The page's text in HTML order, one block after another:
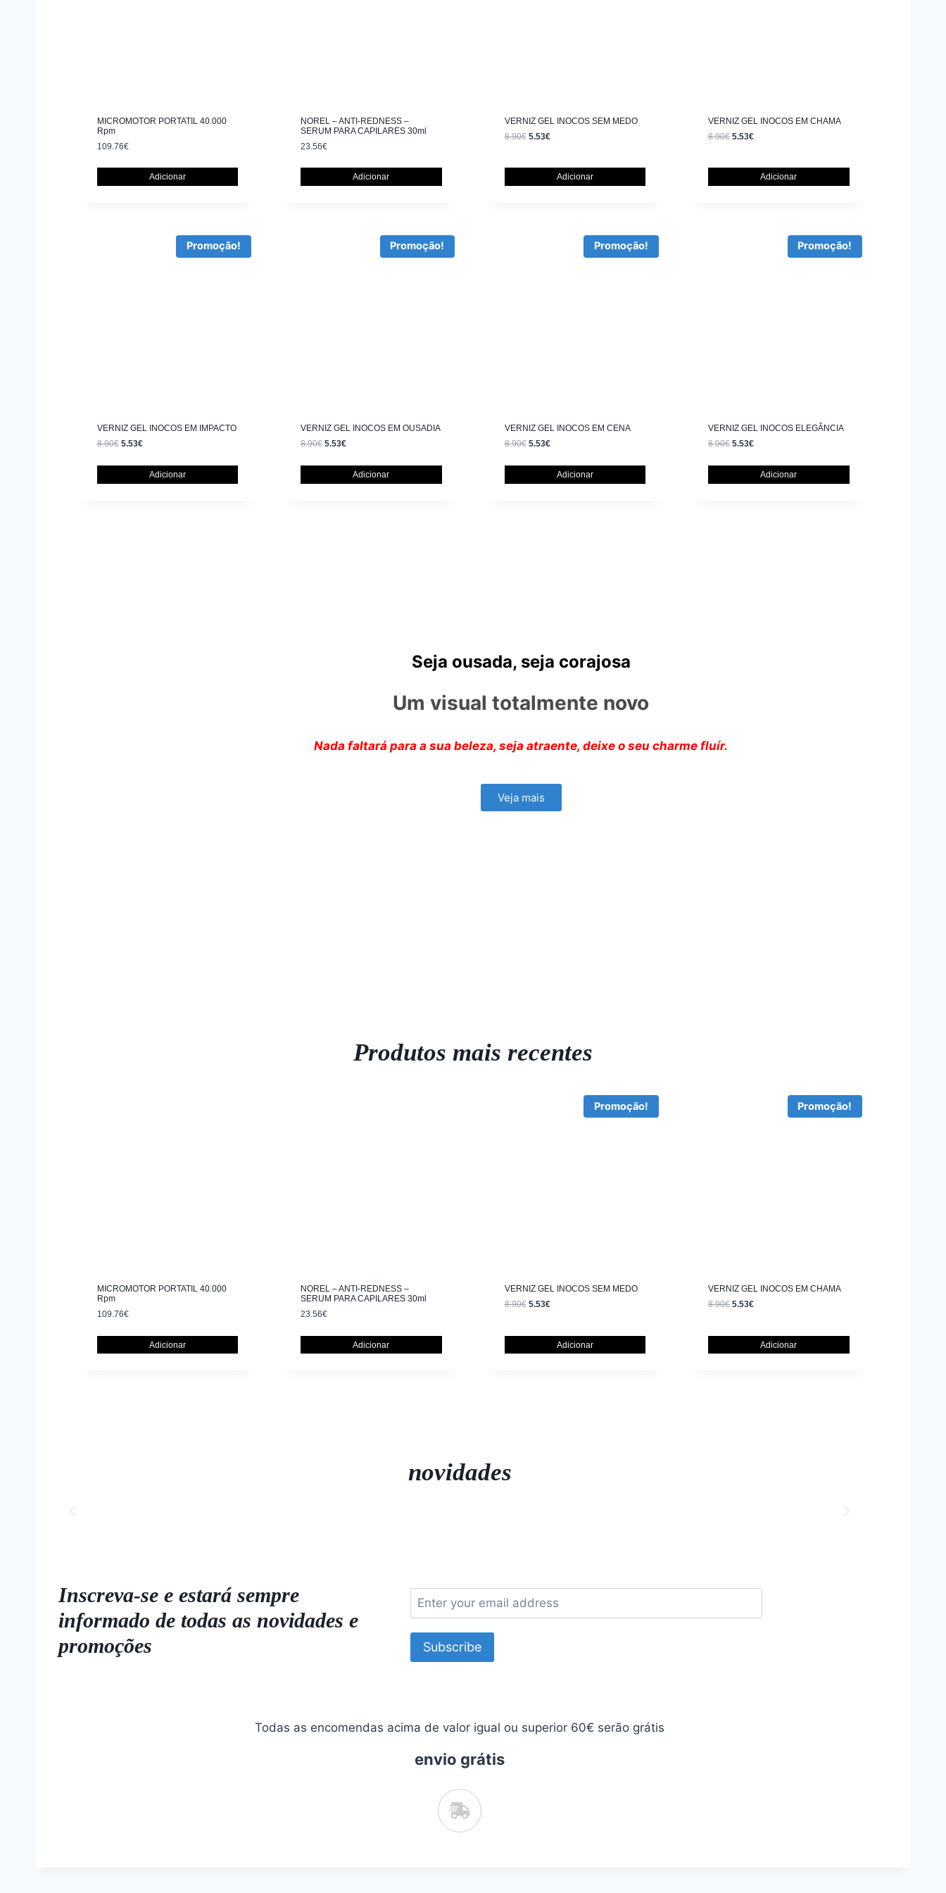
MICROMOTOR PORTATIL 40.000
Rpm
109.76€
Adicionar
NOREL – ANTI-REDNESS –
SERUM PARA CAPILARES 30ml
23.56€
Adicionar
VERNIZ GEL INOCOS SEM MEDO
8.90€ 5.53€
Adicionar
VERNIZ GEL INOCOS EM CHAMA
8.90€ 5.53€
Adicionar
Promoção!
VERNIZ GEL INOCOS EM IMPACTO
8.90€ 5.53€
Adicionar
Promoção!
VERNIZ GEL INOCOS EM OUSADIA
8.90€ 5.53€
Adicionar
Promoção!
VERNIZ GEL INOCOS EM CENA
8.90€ 5.53€
Adicionar
Promoção!
VERNIZ GEL INOCOS ELEGÂNCIA
8.90€ 5.53€
Adicionar
Seja ousada, seja corajosa
Um visual totalmente novo
Nada faltará para a sua beleza, seja atraente, deixe o seu charme fluír.
Veja mais
Produtos mais recentes
MICROMOTOR PORTATIL 40.000
Rpm
109.76€
Adicionar
NOREL – ANTI-REDNESS –
SERUM PARA CAPILARES 30ml
23.56€
Adicionar
Promoção!
VERNIZ GEL INOCOS SEM MEDO
8.90€ 5.53€
Adicionar
Promoção!
VERNIZ GEL INOCOS EM CHAMA
8.90€ 5.53€
Adicionar
novidades
Inscreva-se e estará sempre
informado de todas as novidades e
promoções
Subscribe
Todas as encomendas acima de valor igual ou superior 60€ serão grátis
envio grátis